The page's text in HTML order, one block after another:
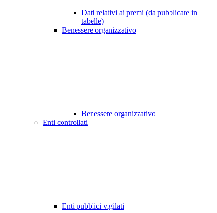
Dati relativi ai premi (da pubblicare in
tabelle)
Benessere organizzativo
Benessere organizzativo
Enti controllati
Enti pubblici vigilati